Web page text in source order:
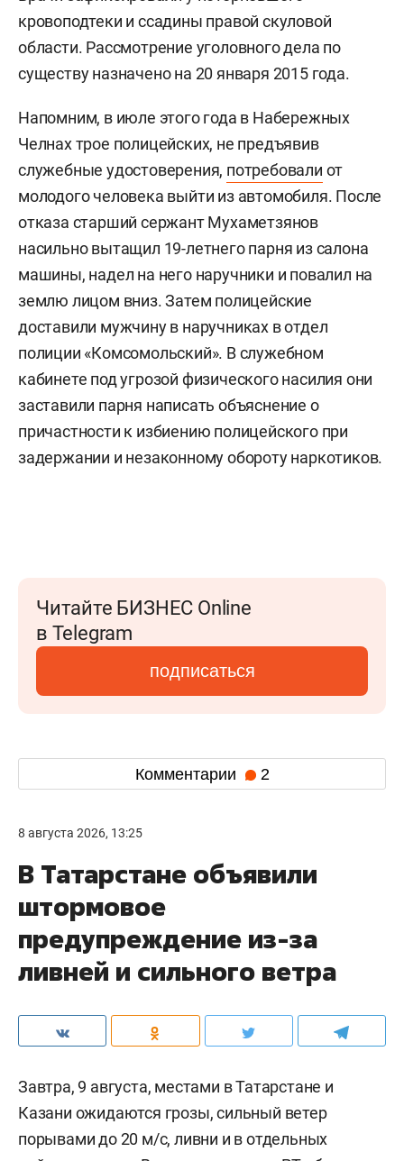
кровоподтеки и ссадины правой скуловой
области. Рассмотрение уголовного дела по
существу назначено на 20 января 2015 года.
Напомним, в июле этого года в Набережных
Челнах трое полицейских, не предъявив
служебные удостоверения, потребовали от
молодого человека выйти из автомобиля. После
отказа старший сержант Мухаметзянов
насильно вытащил 19-летнего парня из салона
машины, надел на него наручники и повалил на
землю лицом вниз. Затем полицейские
доставили мужчину в наручниках в отдел
полиции «Комсомольский». В служебном
кабинете под угрозой физического насилия они
заставили парня написать объяснение о
причастности к избиению полицейского при
задержании и незаконному обороту наркотиков.
Читайте БИЗНЕС Online
в Telegram
подписаться
Комментарии 2
8 августа 2026, 13:25
В Татарстане объявили
штормовое
предупреждение из-за
ливней и сильного ветра
Завтра, 9 августа, местами в Татарстане и
Казани ожидаются грозы, сильный ветер
порывами до 20 м/c, ливни и в отдельных